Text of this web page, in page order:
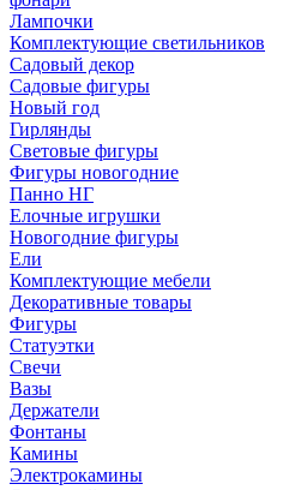
Лампочки
Комплектующие светильников
Садовый декор
Садовые фигуры
Новый год
Гирлянды
Световые фигуры
Фигуры новогодние
Панно НГ
Елочные игрушки
Новогодние фигуры
Ели
Комплектующие мебели
Декоративные товары
Фигуры
Статуэтки
Свечи
Вазы
Держатели
Фонтаны
Камины
Электрокамины